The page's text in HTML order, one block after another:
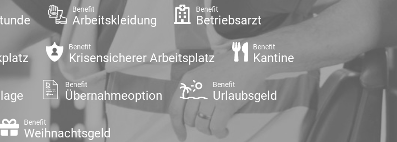
Benefit
Arbeitskleidung
Benefit
Betriebsarzt
Benefit
Krisensicherer Arbeitsplatz
Benefit
Kantine
Benefit
Übernahmeoption
Benefit
Urlaubsgeld
Benefit
Weihnachtsgeld